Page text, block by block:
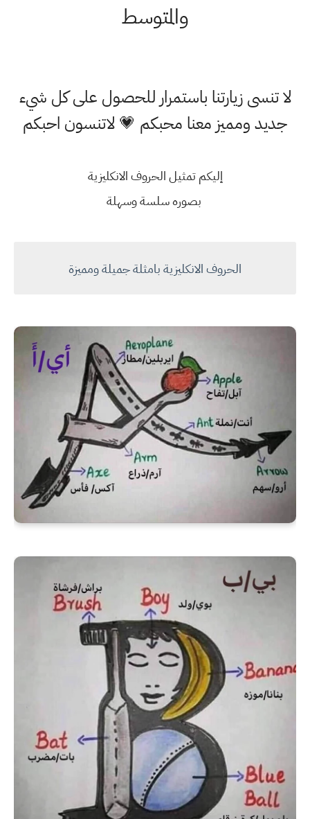
والمتوسط
لا تنسى زيارتنا باستمرار للحصول على كل شيء
جديد ومميز معنا محبكم 💗 لاتنسون احبكم
إليكم تمثيل الحروف الانكليزية
بصوره سلسة وسهلة
الحروف الانكليزية بامثلة جميلة ومميزة